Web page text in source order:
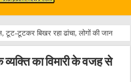
का विमारी के वजह से